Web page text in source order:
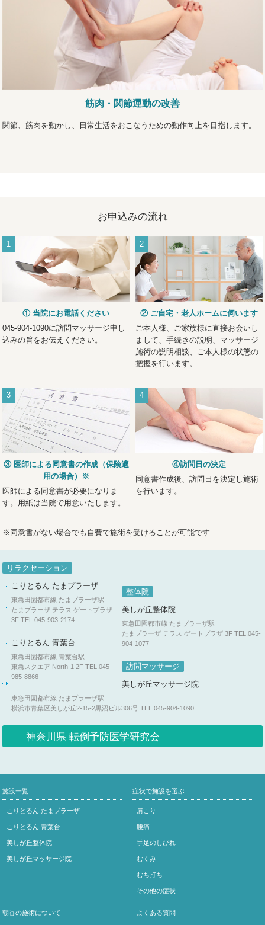
筋肉・関節運動の改善
関節、筋肉を動かし、日常生活をおこなうための動作向上を目指します。
お申込みの流れ
1
① 当院にお電話ください
045-904-1090に訪問マッサージ申し
込みの旨をお伝えください。
2
② ご自宅・老人ホームに伺います
ご本人様、ご家族様に直接お会いし
まして、手続きの説明、マッサージ
施術の説明相談、ご本人様の状態の
把握を行います。
3
③ 医師による同意書の作成（保険適
用の場合）※
医師による同意書が必要になりま
す。用紙は当院で用意いたします。
4
④訪問日の決定
同意書作成後、訪問日を決定し施術
を行います。
※同意書がない場合でも自費で施術を受けることが可能です
リラクセーション
こりとるん たまプラーザ
東急田園都市線 たまプラーザ駅
たまプラーザ テラス ゲートプラザ
3FTEL.045-903-2174
こりとるん 青葉台
東急田園都市線 青葉台駅
東急スクエア North-1 2FTEL.045-
985-8866
整体院
美しが丘整体院
東急田園都市線 たまプラーザ駅
たまプラーザ テラス ゲートプラザ 3F TEL.045-
904-1077
訪問マッサージ
美しが丘マッサージ院
東急田園都市線 たまプラーザ駅
横浜市青葉区美しが丘2-15-2黒沼ビル306号 TEL.045-904-1090
神奈川県 転倒予防医学研究会
施設一覧
- こりとるん たまプラーザ
- こりとるん 青葉台
- 美しが丘整体院
- 美しが丘マッサージ院
症状で施設を選ぶ
- 肩こり
- 腰痛
- 手足のしびれ
- むくみ
- むち打ち
- その他の症状
朝香の施術について - よくある質問